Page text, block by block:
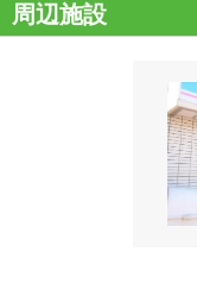
周辺施設